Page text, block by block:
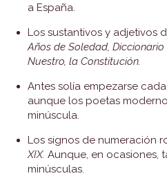
a España.
Los sustantivos y adjetivos
Años de Soledad,
Nuestro, la Constitución.
Antes solía empezarse
aunque los poetas
minúscula.
Los signos de numeración
XIX. Aunque, en ocasiones,
minúsculas.